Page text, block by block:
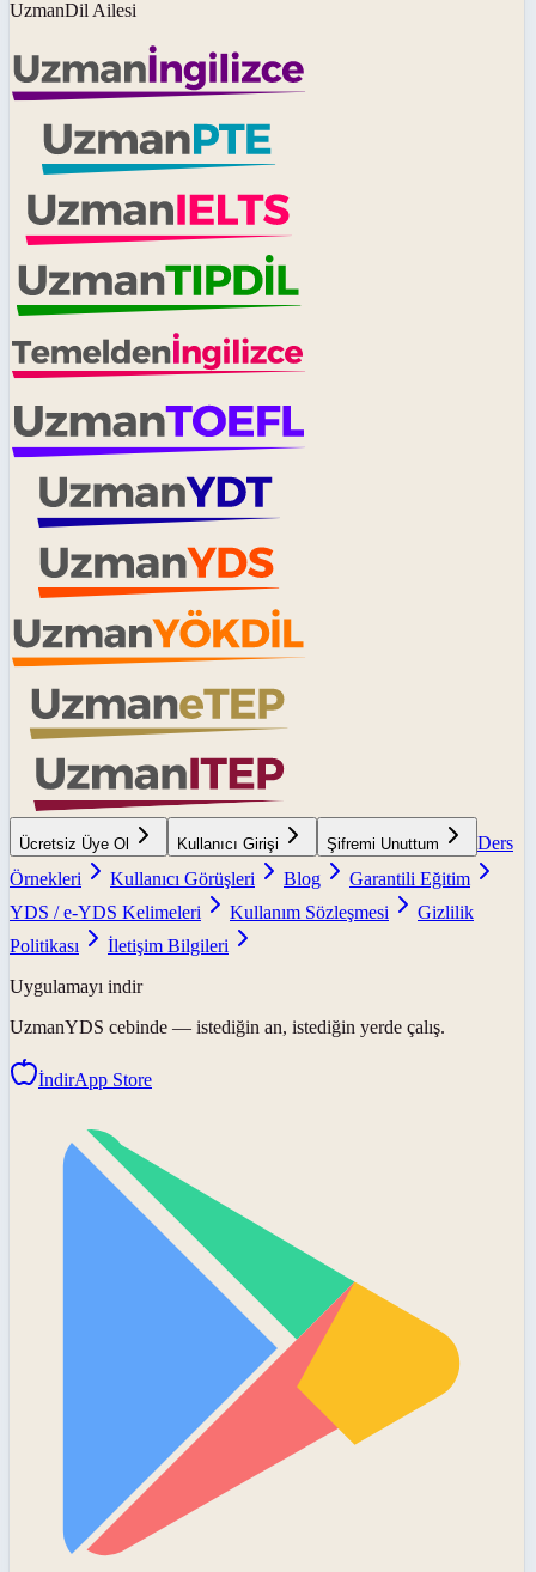
UzmanDil Ailesi
Ücretsiz Üye Ol Kullanıcı Girişi Şifremi Unuttum
Ders
Örnekleri
Kullanıcı Görüşleri Blog
Garantili Eğitim
YDS / e-YDS Kelimeleri
Kullanım Sözleşmesi
Gizlilik
Politikası
İletişim Bilgileri
Uygulamayı indir
UzmanYDS cebinde — istediğin an, istediğin yerde çalış.
İndirApp Store